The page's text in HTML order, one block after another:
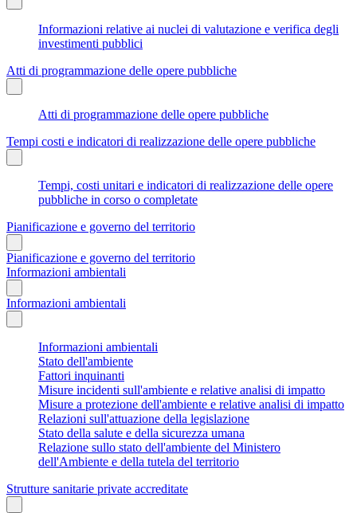
Informazioni relative ai nuclei di valutazione e verifica degli
investimenti pubblici
Atti di programmazione delle opere pubbliche
Atti di programmazione delle opere pubbliche
Tempi costi e indicatori di realizzazione delle opere pubbliche
Tempi, costi unitari e indicatori di realizzazione delle opere
pubbliche in corso o completate
Pianificazione e governo del territorio
Pianificazione e governo del territorio
Informazioni ambientali
Informazioni ambientali
Informazioni ambientali
Stato dell'ambiente
Fattori inquinanti
Misure incidenti sull'ambiente e relative analisi di impatto
Misure a protezione dell'ambiente e relative analisi di impatto
Relazioni sull'attuazione della legislazione
Stato della salute e della sicurezza umana
Relazione sullo stato dell'ambiente del Ministero
dell'Ambiente e della tutela del territorio
Strutture sanitarie private accreditate